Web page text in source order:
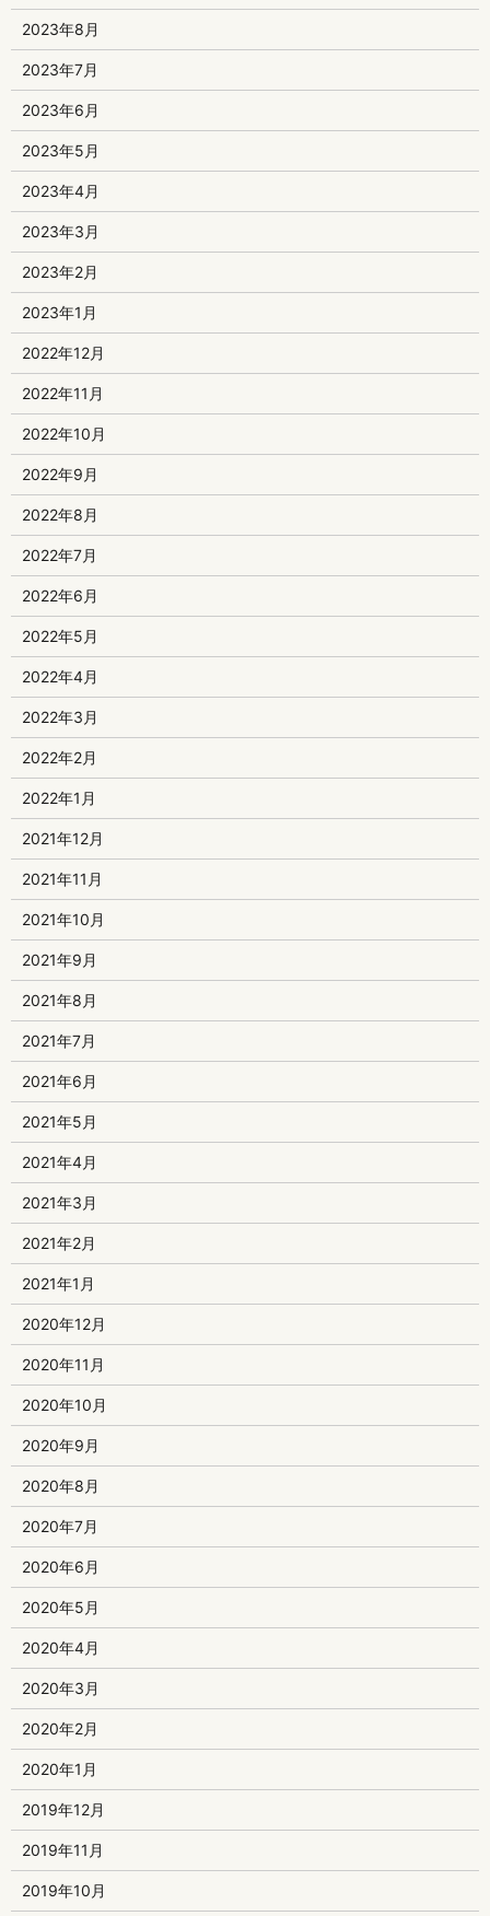
2023年8月
2023年7月
2023年6月
2023年5月
2023年4月
2023年3月
2023年2月
2023年1月
2022年12月
2022年11月
2022年10月
2022年9月
2022年8月
2022年7月
2022年6月
2022年5月
2022年4月
2022年3月
2022年2月
2022年1月
2021年12月
2021年11月
2021年10月
2021年9月
2021年8月
2021年7月
2021年6月
2021年5月
2021年4月
2021年3月
2021年2月
2021年1月
2020年12月
2020年11月
2020年10月
2020年9月
2020年8月
2020年7月
2020年6月
2020年5月
2020年4月
2020年3月
2020年2月
2020年1月
2019年12月
2019年11月
2019年10月